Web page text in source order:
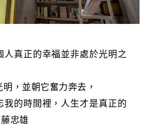
人真正的幸福並非處於光明之
，並朝它奮力奔去，
我的時間裡，人生才是真正的
忠雄